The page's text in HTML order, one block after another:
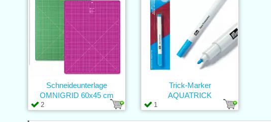
2
Schneideunterlage
OMNIGRID 60x45 cm
1
Trick-Marker
AQUATRICK